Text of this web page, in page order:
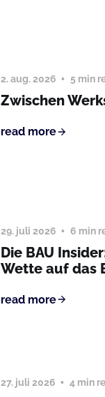
2. aug. 2026 5 min
Zwischen
read more
29. juli 2026 6 min
Die BAU
Wette auf das
read more
27. juli 2026 4 min